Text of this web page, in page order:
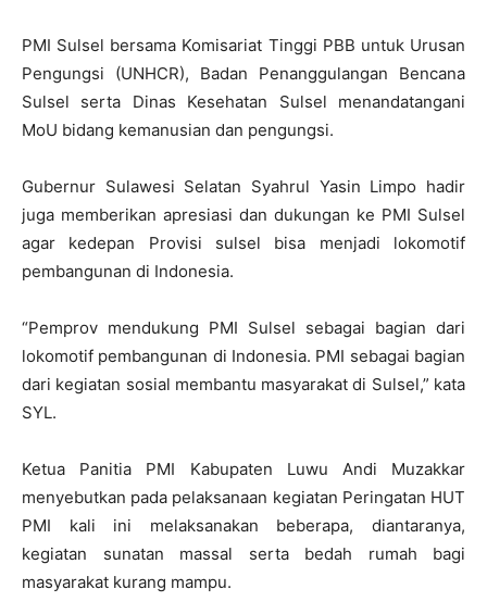
PMI Sulsel bersama Komisariat Tinggi PBB untuk Urusan
Pengungsi (UNHCR), Badan Penanggulangan Bencana
Sulsel serta Dinas Kesehatan Sulsel menandatangani
MoU bidang kemanusian dan pengungsi.
Gubernur Sulawesi Selatan Syahrul Yasin Limpo hadir
juga memberikan apresiasi dan dukungan ke PMI Sulsel
agar kedepan Provisi sulsel bisa menjadi lokomotif
pembangunan di Indonesia.
“Pemprov mendukung PMI Sulsel sebagai bagian dari
lokomotif pembangunan di Indonesia. PMI sebagai bagian
dari kegiatan sosial membantu masyarakat di Sulsel,” kata
SYL.
Ketua Panitia PMI Kabupaten Luwu Andi Muzakkar
menyebutkan pada pelaksanaan kegiatan Peringatan HUT
PMI kali ini melaksanakan beberapa, diantaranya,
kegiatan sunatan massal serta bedah rumah bagi
masyarakat kurang mampu.